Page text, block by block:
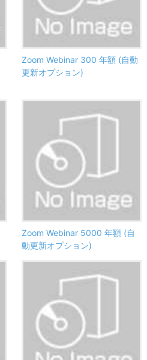
Zoom Webinar 300 年額 (自動
更新オプション)
Zoom Webinar 5000 年額 (自
動更新オプション)